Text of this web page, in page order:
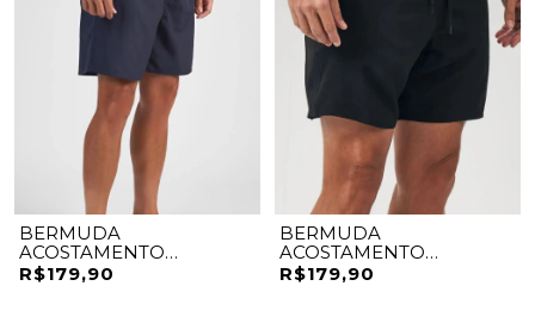
BERMUDA
ACOSTAMENTO
ELASTANO
R$179,90
BERMUDA
ACOSTAMENTO
ELASTANO
R$179,90